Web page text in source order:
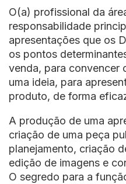
O(a) profissional da
responsabilidade
apresentações que os
os pontos
venda, para convencer
uma ideia, para
produto, de forma
A produção de uma
criação de uma peça
planejamento, criação
edição de imagens e
O segredo para a